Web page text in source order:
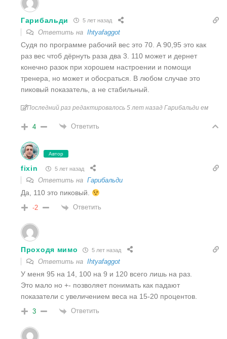
Гарибальди 5 лет назад
Ответить на Ihtyafaggot
Судя по программе рабочий вес это 70. А 90,95 это как
раз вес чтоб дёрнуть раза два 3. 110 может и дернет
конечно разок при хорошем настроении и помощи
тренера, но может и обосраться. В любом случае это
пиковый показатель, а не стабильный.
Последний раз редактировалось 5 лет назад Гарибальди ем
4 Ответить
Автор
fixin 5 лет назад
Ответить на Гарибальди
Да, 110 это пиковый.
-2 Ответить
Проходя мимо 5 лет назад
Ответить на Ihtyafaggot
У меня 95 на 14, 100 на 9 и 120 всего лишь на раз.
Это мало но +- позволяет понимать как падают
показатели с увеличением веса на 15-20 процентов.
3 Ответить